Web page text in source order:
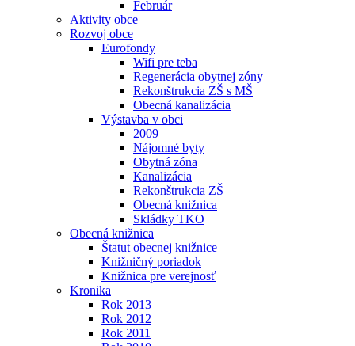
Február
Aktivity obce
Rozvoj obce
Eurofondy
Wifi pre teba
Regenerácia obytnej zóny
Rekonštrukcia ZŠ s MŠ
Obecná kanalizácia
Výstavba v obci
2009
Nájomné byty
Obytná zóna
Kanalizácia
Rekonštrukcia ZŠ
Obecná knižnica
Skládky TKO
Obecná knižnica
Štatut obecnej knižnice
Knižničný poriadok
Knižnica pre verejnosť
Kronika
Rok 2013
Rok 2012
Rok 2011